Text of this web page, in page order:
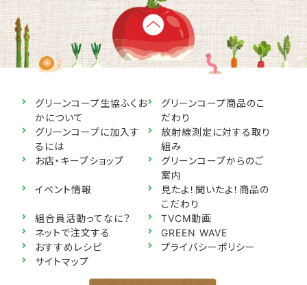
グリーンコープ生協ふくお
かについて
グリーンコープ商品のこ
だわり
グリーンコープに加入す
るには
放射線測定に対する取り
組み
お店・キープショップ
グリーンコープからのご
案内
イベント情報
見たよ！聞いたよ！商品の
こだわり
組合員活動ってなに？
TVCM動画
ネットで注文する
GREEN WAVE
おすすめレシピ
プライバシーポリシー
サイトマップ